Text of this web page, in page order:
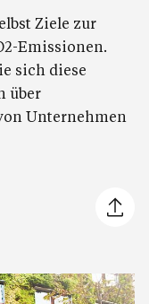
Ziele zur
Emissionen.
sich diese
über
Unternehmen
Artikel